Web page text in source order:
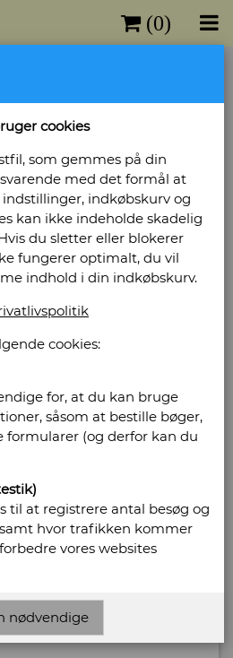
(0)
H. Lund.
forlag - Udgivet år: 1936 -
sider: 88 - Indbinding:
af Robert Storm
cookies
som gemmes på din
med det formål at
indkøbskurv og
kan ikke indeholde skadelig
du sletter eller blokerer
fungerer optimalt, du vil
indhold i din indkøbskurv.
cookies:
for, at du kan bruge
såsom at bestille bøger,
formularer (og derfor kan du
til at registrere antal besøg og
hvor trafikken kommer
vores websites
nødvendige